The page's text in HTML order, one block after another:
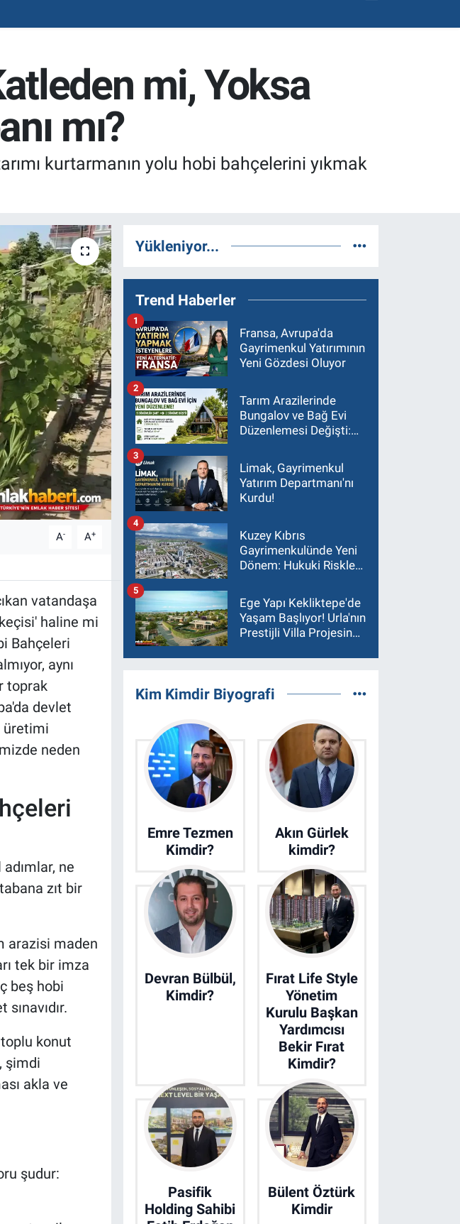
mi, Yoksa
mı?
kurtarmanın yolu hobi bahçelerini yıkmak
A- A+
vatandaşa
haline mi
Bahçeleri
aynı
toprak
devlet
üretimi
neden
ne
zıt bir
arazisi maden
tek bir imza
beş hobi
konut
şimdi
akla ve
şudur:
Yükleniyor...
Trend Haberler
Fransa, Avrupa'da
Gayrimenkul Yatırımının
Yeni Gözdesi Oluyor
1
Tarım Arazilerinde
Bungalov ve Bağ Evi
Düzenlemesi Değişti:
Dönüme İndirildi
2
Limak, Gayrimenkul
Yatırım Departmanı'nı
Kurdu!
3
Kuzey Kıbrıs
Gayrimenkulünde Yeni
Dönem: Hukuki Riskler
Değiştiriyor
4
Ege Yapı Kekliktepe'de
Yaşam Başlıyor! Urla'nın
Prestijli Villa Projesinde
5
Kim Kimdir Biyografi
Emre Tezmen
Kimdir?
Akın Gürlek
kimdir?
Devran Bülbül,
Kimdir?
Fırat Life Style
Yönetim
Kurulu Başkan
Yardımcısı
Bekir Fırat
Kimdir?
Pasifik
Holding Sahibi
Bülent Öztürk
Kimdir